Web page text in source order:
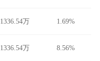
1336.54万 1.69%
1336.54万 8.56%